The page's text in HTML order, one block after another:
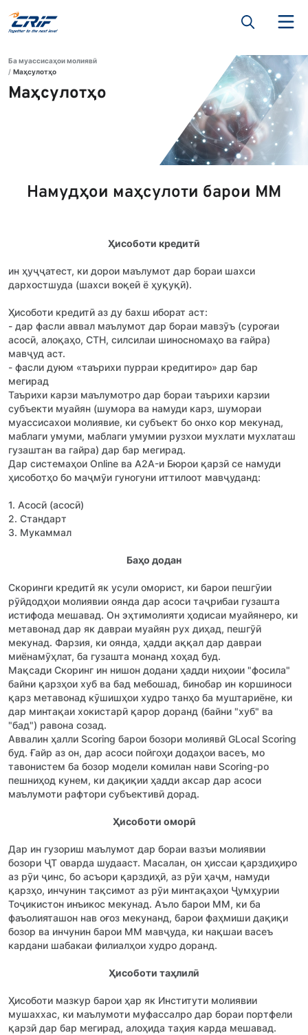
Ба муассисаҳои молиявӣ
Маҳсулотҳо
Маҳсулотҳо
Намудҳои маҳсулоти барои ММ
Ҳисоботи кредитӣ
ин ҳуҷҷатест, ки дорои маълумот дар бораи шахси
дархостшуда (шахси воқеӣ ё ҳуқуқӣ).
Ҳисоботи кредитӣ аз ду бахш иборат аст:
- дар фасли аввал маълумот дар бораи мавзӯъ (суроғаи
асосӣ, алоқаҳо, СТН, силсилаи шиносномаҳо ва ғайра)
мавҷуд аст.
- фасли дуюм «таърихи пурраи кредитиро» дар бар
мегирад
Таърихи карзи маълумотро дар бораи таърихи карзии
субъекти муайян (шумора ва намуди карз, шумораи
муассисахои молиявие, ки субъект бо онхо кор мекунад,
маблаги умуми, маблаги умумии рузхои мухлати мухлаташ
гузаштан ва гайра) дар бар мегирад.
Дар системаҳои Online ва A2A-и Бюрои қарзӣ се намуди
ҳисоботҳо бо маҷмӯи гуногуни иттилоот мавҷуданд:
1. Асосӣ (асосӣ)
2. Стандарт
3. Мукаммал
Баҳо додан
Скоринги кредитӣ як усули оморист, ки барои пешгӯии
рӯйдодҳои молиявии оянда дар асоси таҷрибаи гузашта
истифода мешавад. Он эҳтимолияти ҳодисаи муайянеро, ки
метавонад дар як давраи муайян рух диҳад, пешгӯӣ
мекунад. Фарзия, ки оянда, ҳадди аққал дар давраи
миёнамӯҳлат, ба гузашта монанд хоҳад буд.
Мақсади Скоринг ин нишон додани ҳадди ниҳоии "фосила"
байни қарзҳои хуб ва бад мебошад, бинобар ин коршиноси
қарз метавонад кӯшишҳои худро танҳо ба муштариёне, ки
дар минтақаи хокистарӣ қарор доранд (байни "хуб" ва
"бад") равона созад.
Аввалин ҳалли Scoring барои бозори молиявӣ GLocal Scoring
буд. Ғайр аз он, дар асоси пойгоҳи додаҳои васеъ, мо
тавонистем ба бозор модели комилан нави Scoring-ро
пешниҳод кунем, ки дақиқии ҳадди аксар дар асоси
маълумоти рафтори субъективӣ дорад.
Ҳисоботи оморӣ
Дар ин гузориш маълумот дар бораи вазъи молиявии
бозори ҶТ оварда шудааст. Масалан, он ҳиссаи қарздиҳиро
аз рӯи ҷинс, бо асъори қарздиҳӣ, аз рӯи ҳаҷм, намуди
қарзҳо, инчунин тақсимот аз рӯи минтақаҳои Ҷумҳурии
Тоҷикистон инъикос мекунад. Аъло барои ММ, ки ба
фаъолияташон нав оғоз мекунанд, барои фаҳмиши дақиқи
бозор ва инчунин барои ММ мавҷуда, ки нақшаи васеъ
кардани шабакаи филиалҳои худро доранд.
Ҳисоботи таҳлилӣ
Ҳисоботи мазкур барои ҳар як Институти молиявии
мушаххас, ки маълумоти муфассалро дар бораи портфели
қарзӣ дар бар мегирад, алоҳида таҳия карда мешавад.